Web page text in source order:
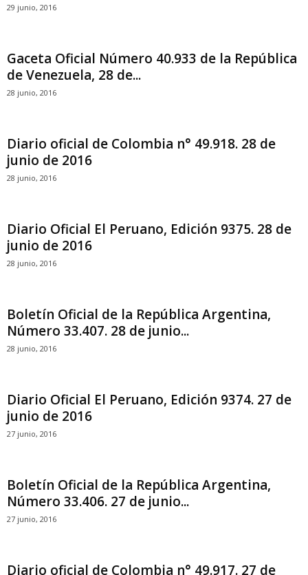
29 junio, 2016
Gaceta Oficial Número 40.933 de la República
de Venezuela, 28 de...
28 junio, 2016
Diario oficial de Colombia n° 49.918. 28 de
junio de 2016
28 junio, 2016
Diario Oficial El Peruano, Edición 9375. 28 de
junio de 2016
28 junio, 2016
Boletín Oficial de la República Argentina,
Número 33.407. 28 de junio...
28 junio, 2016
Diario Oficial El Peruano, Edición 9374. 27 de
junio de 2016
27 junio, 2016
Boletín Oficial de la República Argentina,
Número 33.406. 27 de junio...
27 junio, 2016
Diario oficial de Colombia n° 49.917. 27 de